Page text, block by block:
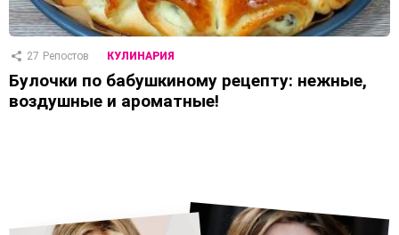
27 Репостов КУЛИНАРИЯ
Булочки по бабушкиному рецепту: нежные,
воздушные и ароматные!